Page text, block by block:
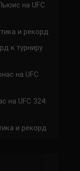
на UFC
и рекорд
к турниру
на UFC
на UFC 324:
и рекорд